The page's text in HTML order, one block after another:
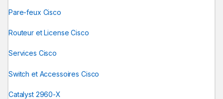
Pare-feux Cisco
Routeur et License Cisco
Services Cisco
Switch et Accessoires Cisco
Catalyst 2960-X